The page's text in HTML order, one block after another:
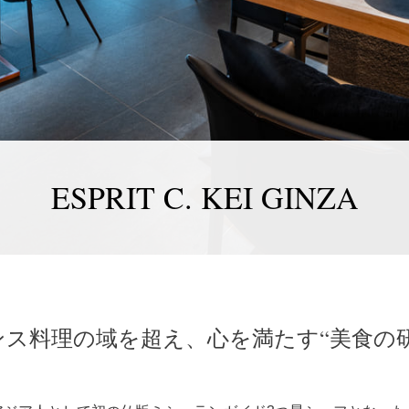
ESPRIT C. KEI GINZA
料理の域を超え、心を満たす“美食の